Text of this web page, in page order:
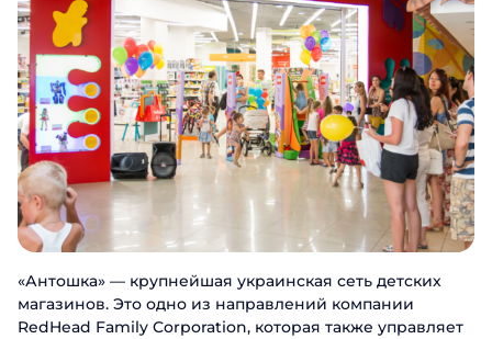
«Антошка» — крупнейшая украинская сеть детских
магазинов. Это одно из направлений компании
RedHead Family Corporation, которая также управляет